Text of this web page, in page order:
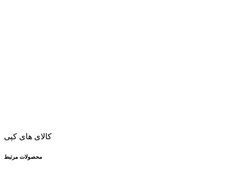
کالای های کپی
محصولات مرتبط